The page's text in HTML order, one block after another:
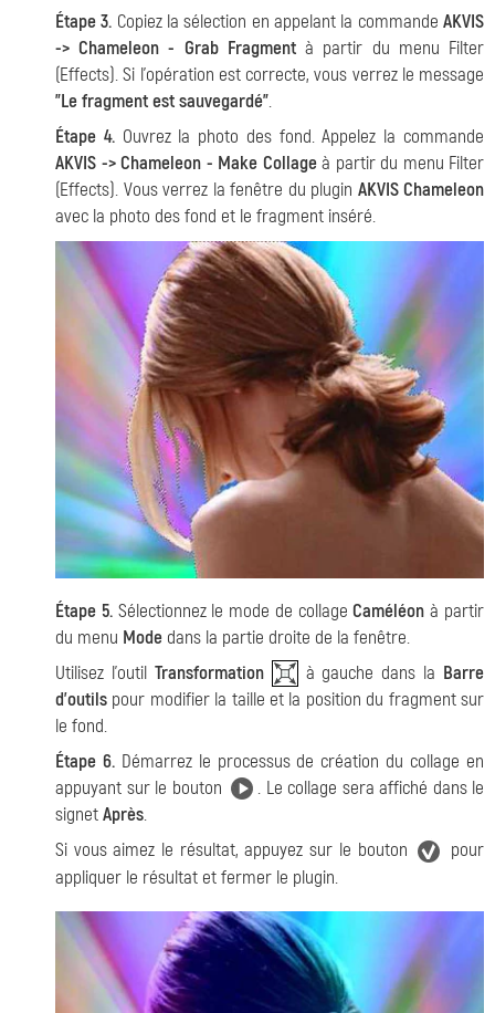
Étape 3. Copiez la sélection en appelant la commandeAKVIS
-> Chameleon - Grab Fragmentà partir du menu Filter
(Effects). Si l'opération est correcte, vous verrez le message
"Le fragment est sauvegardé".
Étape 4.Ouvrez la photo des fond. Appelez la commande
AKVIS -> Chameleon - Make Collageà partir du menu Filter
(Effects). Vous verrez la fenêtre du plugin AKVIS Chameleon
avec la photo des fond et le fragment inséré.
Étape 5.Sélectionnez le mode de collageCaméléon à partir
du menu Mode dans la partie droite de la fenêtre.
Utilisez l'outil Transformation à gauche dans la Barre
d'outils pour modifier la taille et la position du fragment sur
le fond.
Étape 6.Démarrez le processus de création du collage en
appuyant sur le bouton
. Le collage sera affiché dans le
signetAprès.
Si vous aimez le résultat, appuyez sur le bouton
pour
appliquer le résultat et fermer le plugin.